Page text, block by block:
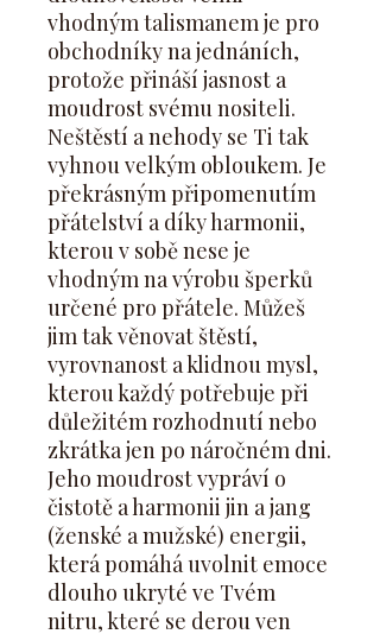
vhodným talismanem je pro
obchodníky na jednáních,
protože přináší jasnost a
moudrost svému nositeli.
Neštěstí a nehody se Ti tak
vyhnou velkým obloukem. Je
překrásným připomenutím
přátelství a díky harmonii,
kterou v sobě nese je
vhodným na výrobu šperků
určené pro přátele. Můžeš
jim tak věnovat štěstí,
vyrovnanost a klidnou mysl,
kterou každý potřebuje při
důležitém rozhodnutí nebo
zkrátka jen po náročném dni.
Jeho moudrost vypráví o
čistotě a harmonii jin a jang
(ženské a mužské) energii,
která pomáhá uvolnit emoce
dlouho ukryté ve Tvém
nitru, které se derou ven